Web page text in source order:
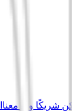
كن شريكًا وبِع معنا